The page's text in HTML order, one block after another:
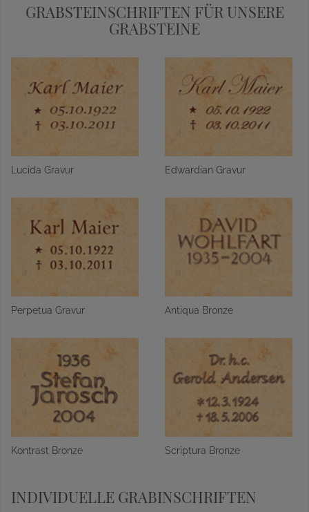
GRABSTEINSCHRIFTEN FÜR UNSERE
GRABSTEINE
Lucida Gravur Edwardian Gravur
Perpetua Gravur Antiqua Bronze
Kontrast Bronze Scriptura Bronze
INDIVIDUELLE GRABINSCHRIFTEN